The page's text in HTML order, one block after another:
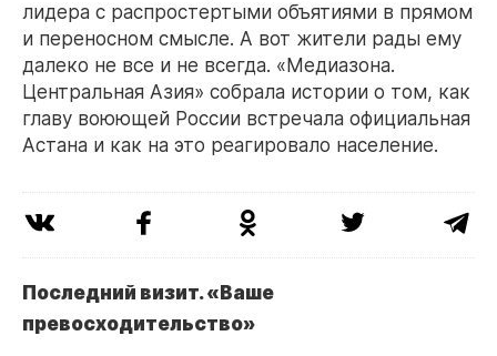
лидера с распростертыми объятиями в прямом
и переносном смысле. А вот жители рады ему
далеко не все и не всегда. «Медиазона.
Центральная Азия» собрала истории о том, как
главу воюющей России встречала официальная
Астана и как на это реагировало население.
Последний визит. «Ваше
превосходительство»